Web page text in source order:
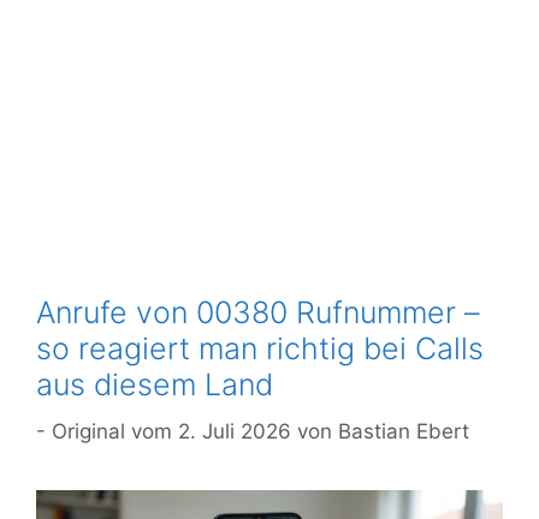
Anrufe von 00380 Rufnummer –
so reagiert man richtig bei Calls
aus diesem Land
2. Juli 2026 von Bastian Ebert